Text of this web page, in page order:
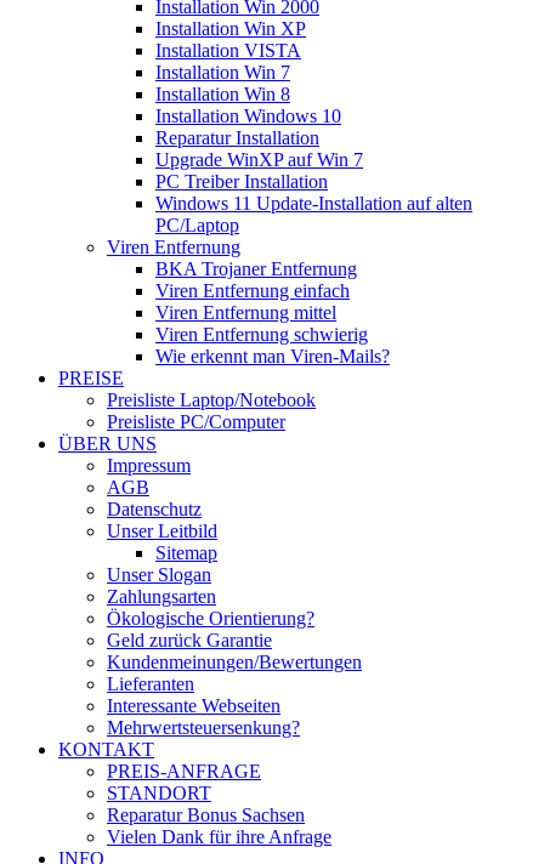
Installation Win 2000
Installation Win XP
Installation VISTA
Installation Win 7
Installation Win 8
Installation Windows 10
Reparatur Installation
Upgrade WinXP auf Win 7
PC Treiber Installation
Windows 11 Update-Installation auf alten
PC/Laptop
Viren Entfernung
BKA Trojaner Entfernung
Viren Entfernung einfach
Viren Entfernung mittel
Viren Entfernung schwierig
Wie erkennt man Viren-Mails?
PREISE
Preisliste Laptop/Notebook
Preisliste PC/Computer
ÜBER UNS
Impressum
AGB
Datenschutz
Unser Leitbild
Sitemap
Unser Slogan
Zahlungsarten
Ökologische Orientierung?
Geld zurück Garantie
Kundenmeinungen/Bewertungen
Lieferanten
Interessante Webseiten
Mehrwertsteuersenkung?
KONTAKT
PREIS-ANFRAGE
STANDORT
Reparatur Bonus Sachsen
Vielen Dank für ihre Anfrage
INFO